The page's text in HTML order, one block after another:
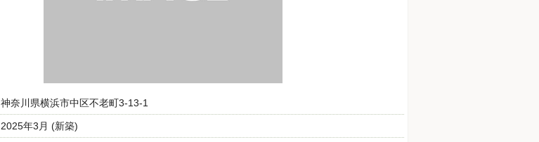
神奈川県横浜市中区不老町3-13-1
2025年3月 (新築)